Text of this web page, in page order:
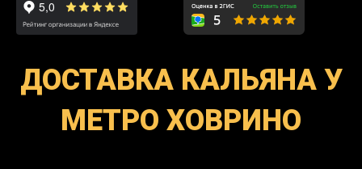
ДОСТАВКА КАЛЬЯНА У
МЕТРО ХОВРИНО